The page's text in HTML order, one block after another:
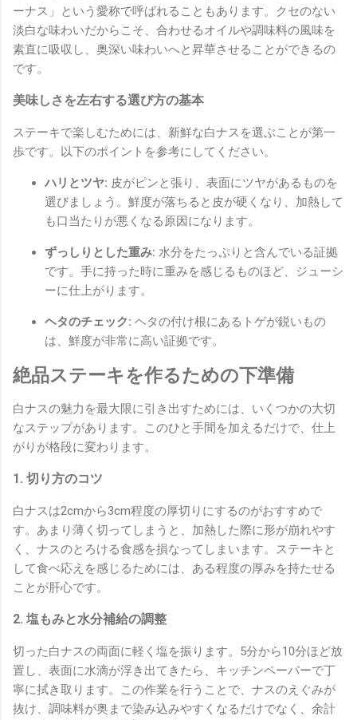
ーナス」という愛称で呼ばれることもあります。クセのない
淡白な味わいだからこそ、合わせるオイルや調味料の風味を
素直に吸収し、奥深い味わいへと昇華させることができるの
です。
美味しさを左右する選び方の基本
ステーキで楽しむためには、新鮮な白ナスを選ぶことが第一
歩です。以下のポイントを参考にしてください。
ハリとツヤ: 皮がピンと張り、表面にツヤがあるものを
選びましょう。鮮度が落ちると皮が硬くなり、加熱して
も口当たりが悪くなる原因になります。
ずっしりとした重み: 水分をたっぷりと含んでいる証拠
です。手に持った時に重みを感じるものほど、ジューシ
ーに仕上がります。
ヘタのチェック: ヘタの付け根にあるトゲが鋭いもの
は、鮮度が非常に高い証拠です。
絶品ステーキを作るための下準備
白ナスの魅力を最大限に引き出すためには、いくつかの大切
なステップがあります。このひと手間を加えるだけで、仕上
がりが格段に変わります。
1. 切り方のコツ
白ナスは2cmから3cm程度の厚切りにするのがおすすめで
す。あまり薄く切ってしまうと、加熱した際に形が崩れやす
く、ナスのとろける食感を損なってしまいます。ステーキと
して食べ応えを感じるためには、ある程度の厚みを持たせる
ことが肝心です。
2. 塩もみと水分補給の調整
切った白ナスの両面に軽く塩を振ります。5分から10分ほど放
置し、表面に水滴が浮き出てきたら、キッチンペーパーで丁
寧に拭き取ります。この作業を行うことで、ナスのえぐみが
抜け、調味料が奥まで染み込みやすくなるだけでなく、余計